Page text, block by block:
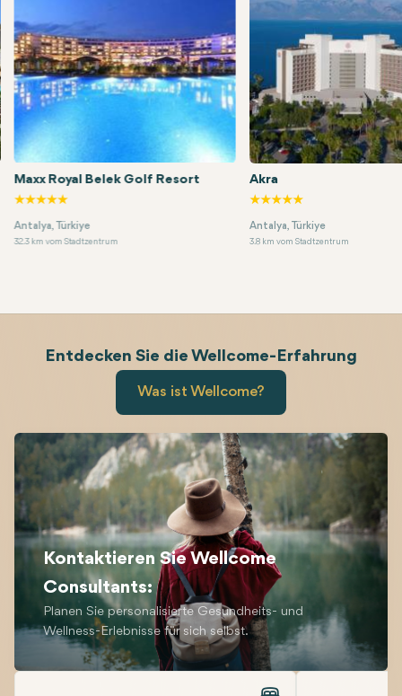
Maxx Royal Belek Golf Resort
Antalya, Türkiye
32.3 km vom Stadtzentrum
Akra
Antalya, Türkiye
3.8 km vom Stadtzentrum
Entdecken Sie die Wellcome-Erfahrung
Gestalten Sie unvergessliche Geschichten mit einzigartigen
Was ist Wellcome?
Kontaktieren Sie Wellcome
Consultants:
Planen Sie personalisierte Gesundheits- und
Wellness-Erlebnisse für sich selbst.